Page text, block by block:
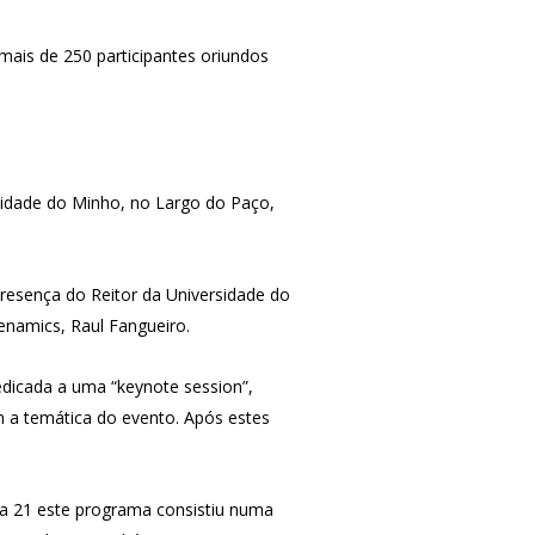
de 250 participantes oriundos
do Minho, no Largo do Paço,
do Reitor da Universidade do
Raul Fangueiro.
a uma “keynote session”,
temática do evento. Após estes
21 este programa consistiu numa